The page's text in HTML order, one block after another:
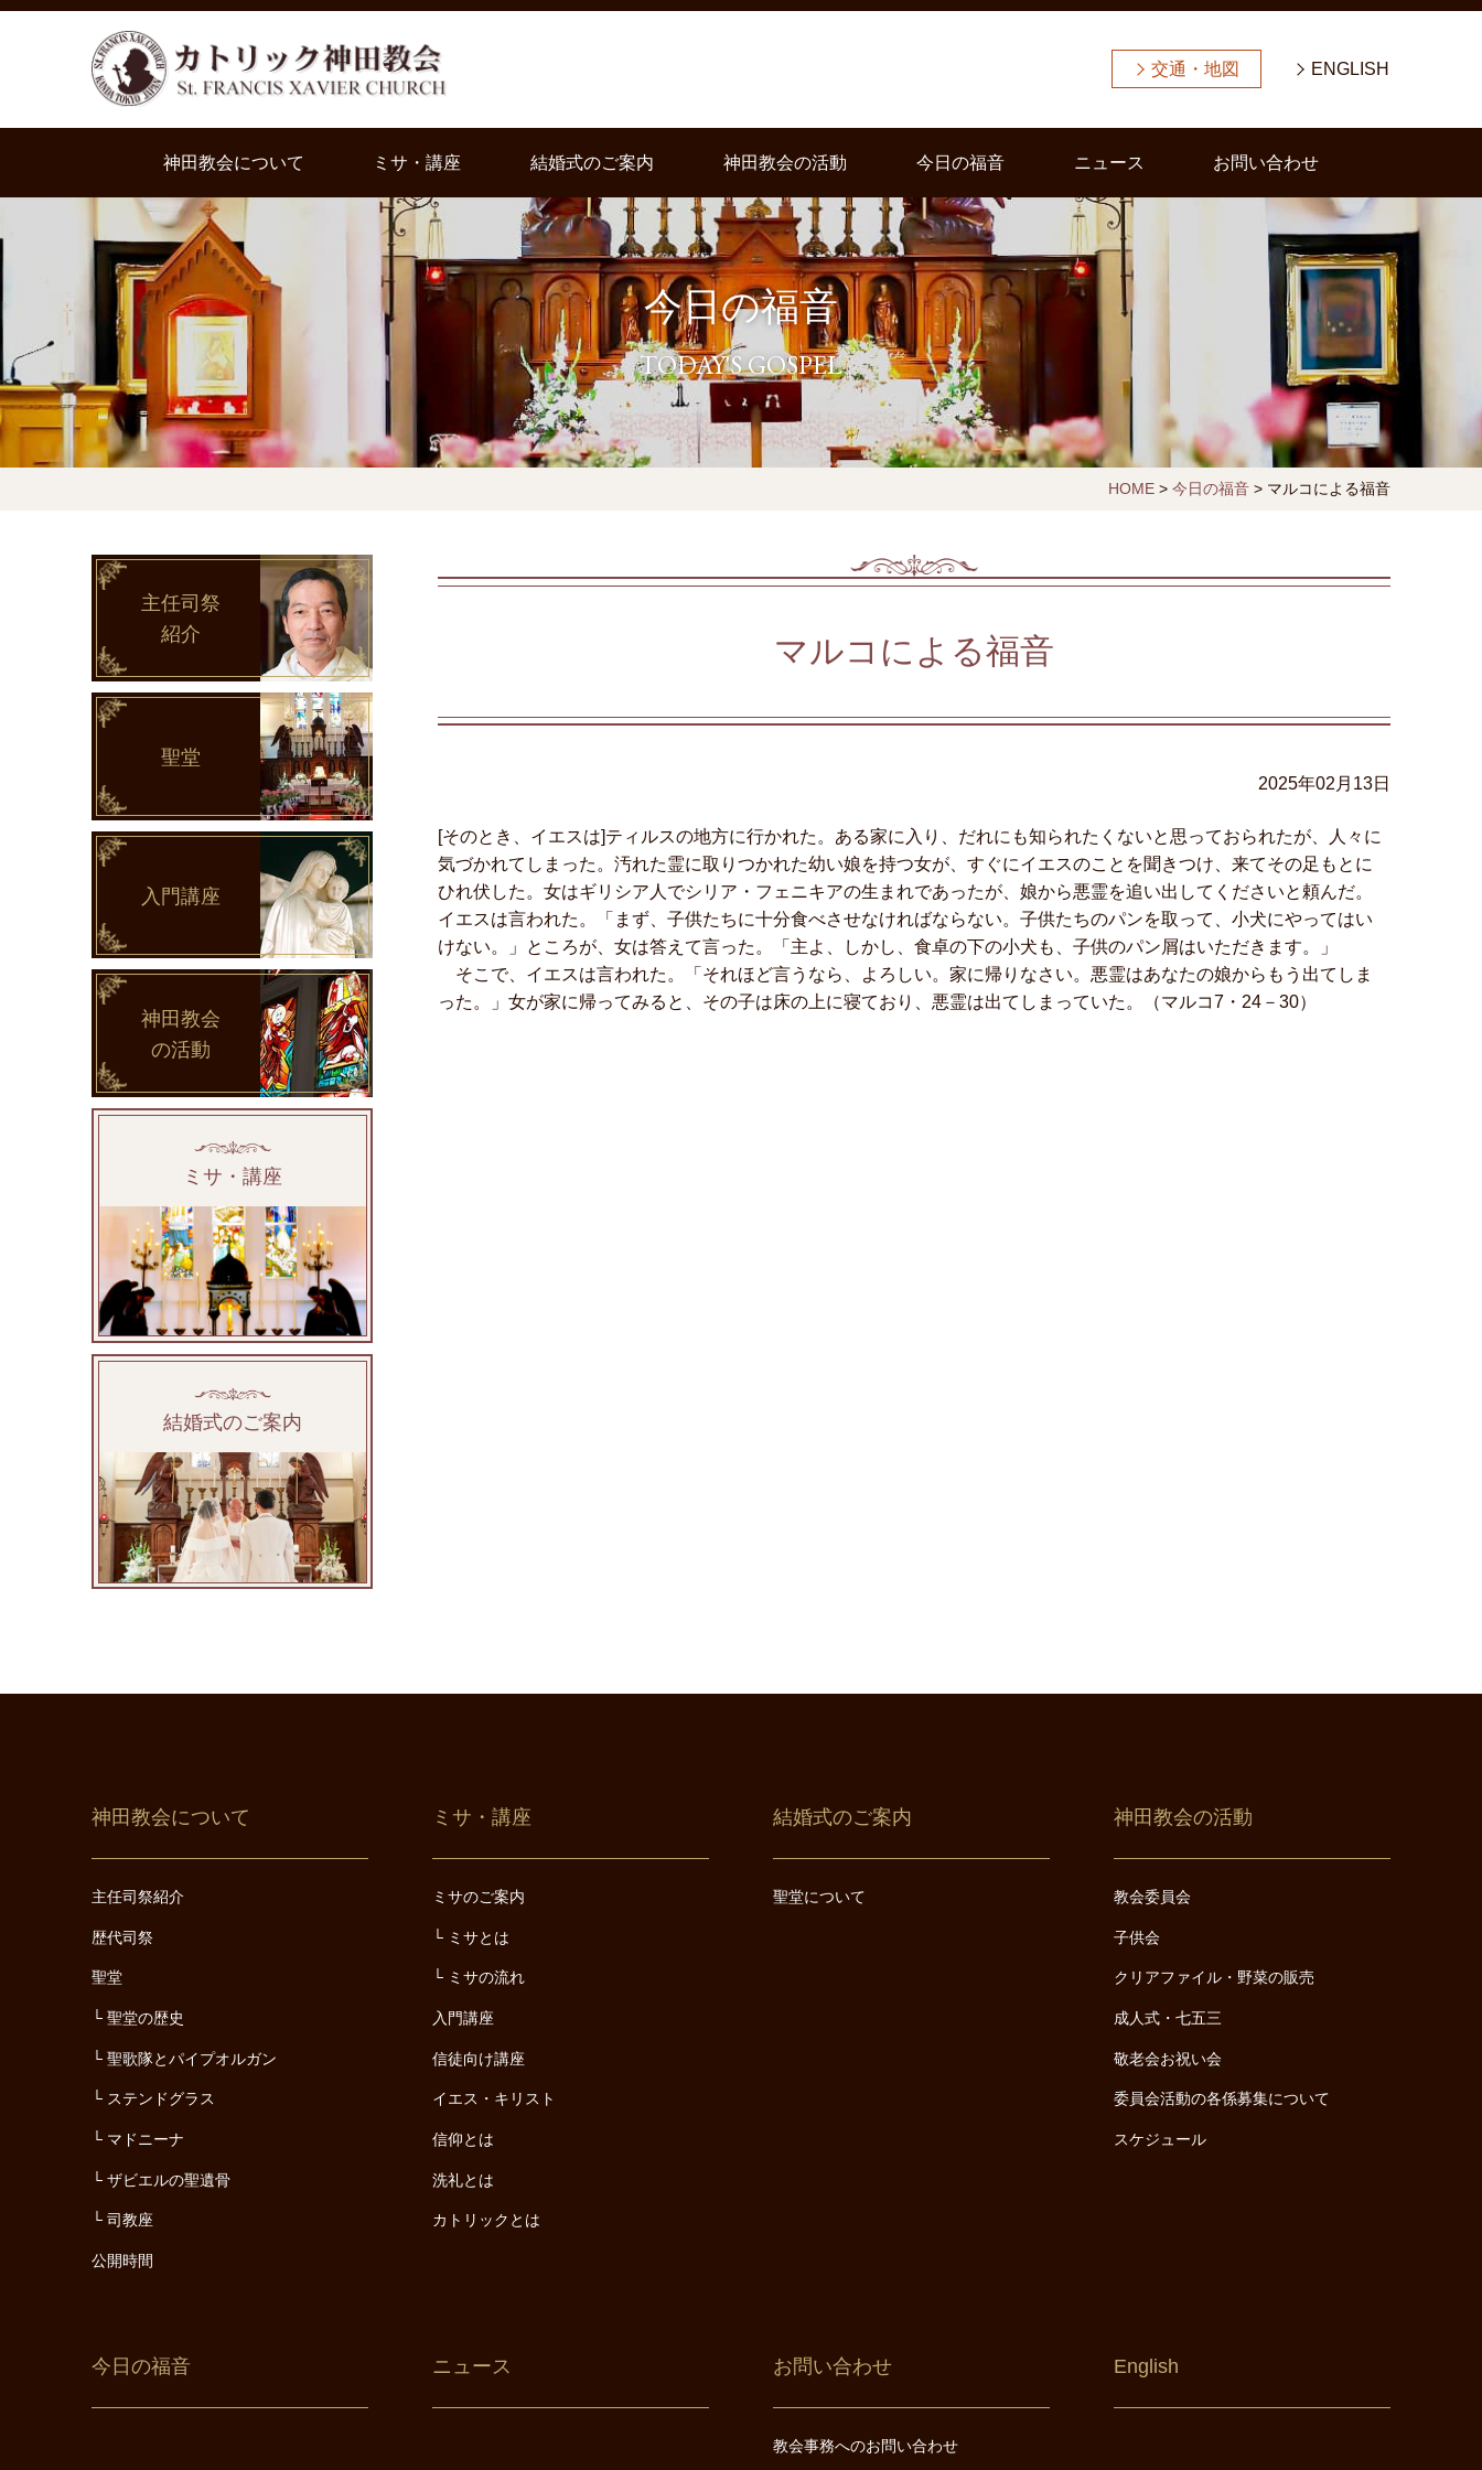
交通・地図 ENGLISH
神田教会について ミサ・講座 結婚式のご案内 神田教会の活動 今日の福音 ニュース お問い合わせ
今日の福音
TODAY'S GOSPEL
HOME> 今日の福音> マルコによる福音
マルコによる福音
2025年02月13日
[そのとき、イエスは]ティルスの地方に行かれた。ある家に入り、だれにも知られたくないと思っておられたが、人々に
気づかれてしまった。汚れた霊に取りつかれた幼い娘を持つ女が、すぐにイエスのことを聞きつけ、来てその足もとに
ひれ伏した。女はギリシア人でシリア・フェニキアの生まれであったが、娘から悪霊を追い出してくださいと頼んだ。
イエスは言われた。「まず、子供たちに十分食べさせなければならない。子供たちのパンを取って、小犬にやってはい
けない。」ところが、女は答えて言った。「主よ、しかし、食卓の下の小犬も、子供のパン屑はいただきます。」
そこで、イエスは言われた。「それほど言うなら、よろしい。家に帰りなさい。悪霊はあなたの娘からもう出てしま
った。」女が家に帰ってみると、その子は床の上に寝ており、悪霊は出てしまっていた。（マルコ7・24－30）
主任司祭
紹介
聖堂
入門講座
神田教会
の活動
ミサ・講座
結婚式のご案内
神田教会について
主任司祭紹介
歴代司祭
聖堂
聖堂の歴史
聖歌隊とパイプオルガン
ステンドグラス
マドニーナ
ザビエルの聖遺骨
司教座
公開時間
ミサ・講座
ミサのご案内
ミサとは
ミサの流れ
入門講座
信徒向け講座
イエス・キリスト
信仰とは
洗礼とは
カトリックとは
結婚式のご案内
聖堂について
神田教会の活動
教会委員会
子供会
クリアファイル・野菜の販売
成人式・七五三
敬老会お祝い会
委員会活動の各係募集について
スケジュール
今日の福音 ニュース お問い合わせ
教会事務へのお問い合わせ
English